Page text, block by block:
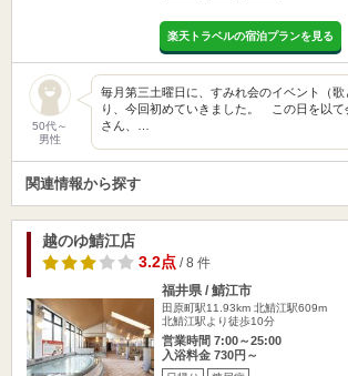
楽天トラベルの宿泊プランを見る
50代～
男性
毎月第三土曜日に、すみれ会のイベント（
り、今回初めていきました。 この日を以て
さん、…
関連情報から探す
越のゆ鯖江店
3.2点/ 8 件
福井県 / 鯖江市
田原町駅11.93km 北鯖江駅609m
北鯖江駅より徒歩10分
営業時間 7:00～25:00
入浴料金 730円～